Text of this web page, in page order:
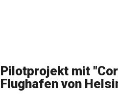
Pilotprojekt mit
Flughafen von